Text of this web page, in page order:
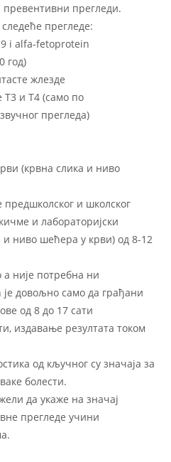
прегледи.
прегледе:
9 i alfa-fetoprotein
год)
жлезде
Т3 и Т4 (само по
прегледа)
(крвна слика и ниво
предшколског и школског
и лабораторијски
и ниво шећера у крви) од 8-12
није потребна ни
довољно само да грађани
од 8 до 17 сати
издавање резултата током
од кључног су значаја за
болести.
да укаже на значај
прегледе учини